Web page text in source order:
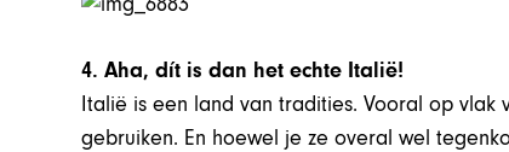
4. Aha, dít is dan het echte Italië!
Italië is een land van tradities. Vooral op
gebruiken. En hoewel je ze overal wel